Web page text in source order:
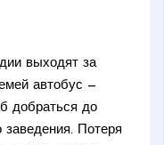
выходят за
автобус —
добраться до
Потеря